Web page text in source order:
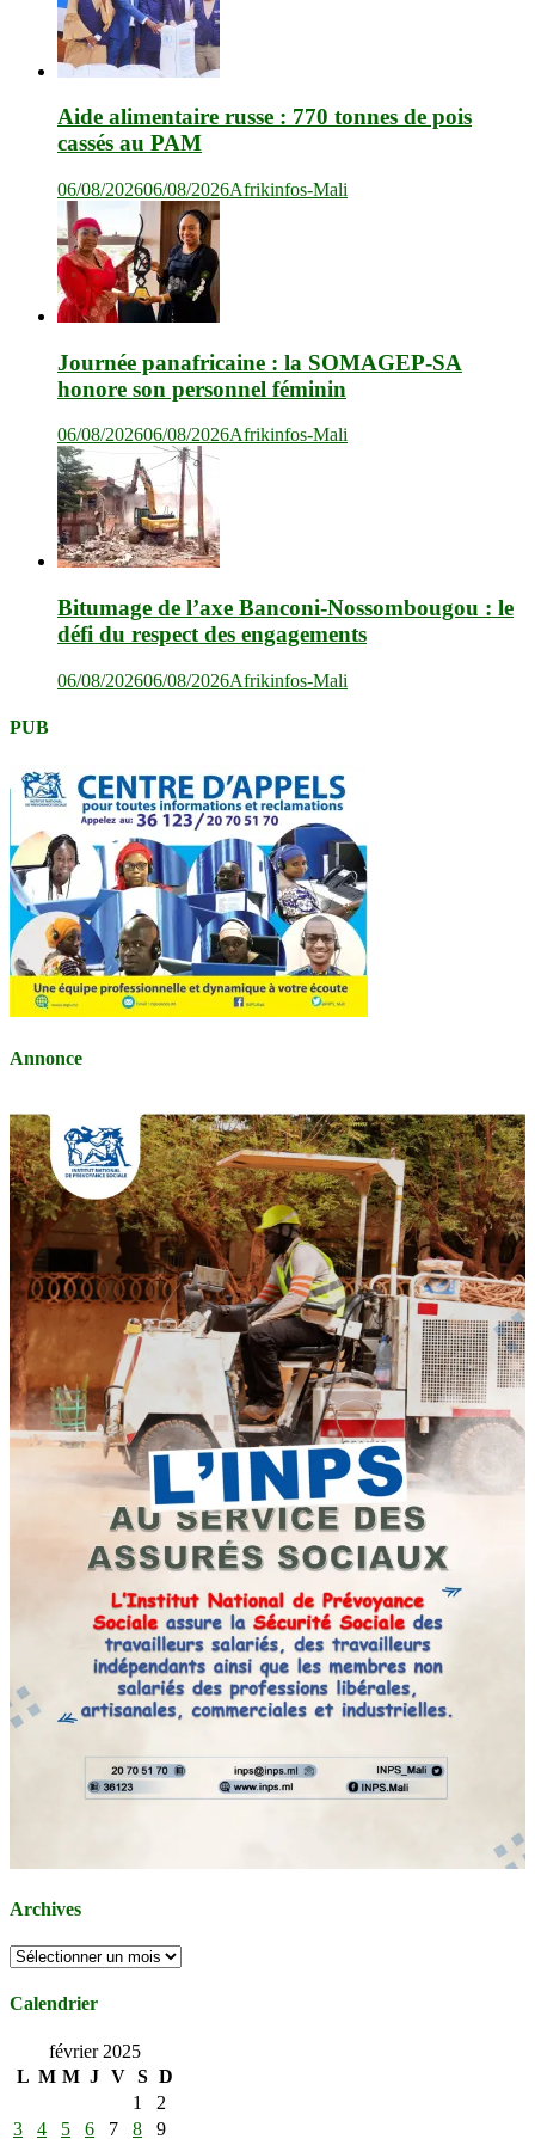
Aide alimentaire russe : 770 tonnes de pois
cassés au PAM
06/08/202606/08/2026Afrikinfos-Mali
Journée panafricaine : la SOMAGEP-SA
honore son personnel féminin
06/08/202606/08/2026Afrikinfos-Mali
Bitumage de l’axe Banconi-Nossombougou : le
défi du respect des engagements
06/08/202606/08/2026Afrikinfos-Mali
PUB
Annonce
Archives
Archives
Calendrier
février 2025
L M M J V S D
1
2
3
4 5 6 7 8
9